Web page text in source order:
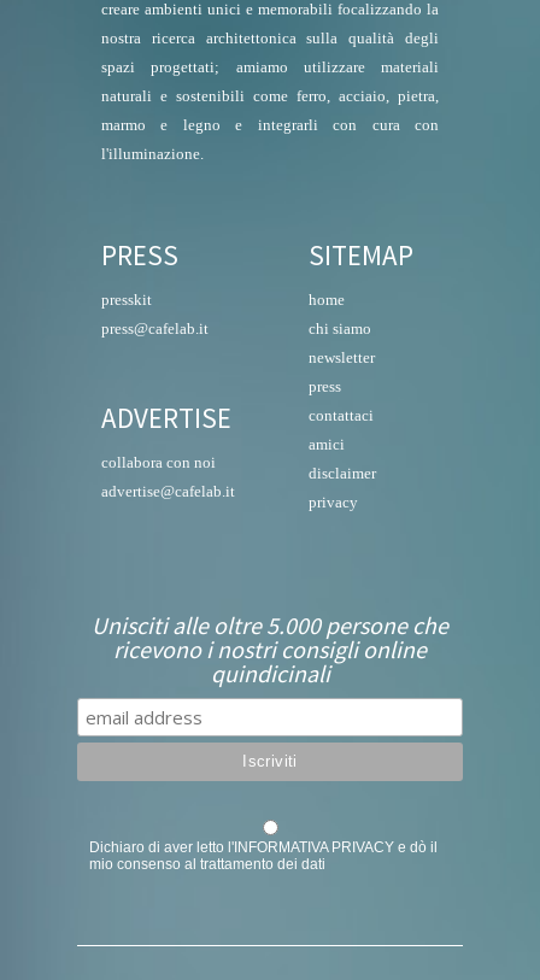
creare ambienti unici e memorabili focalizzando la
nostra ricerca architettonica sulla qualità degli
spazi progettati; amiamo utilizzare materiali
naturali e sostenibili come ferro, acciaio, pietra,
marmo e legno e integrarli con cura con
l'illuminazione.
PRESS
presskit
press@cafelab.it
ADVERTISE
collabora con noi
advertise@cafelab.it
SITEMAP
home
chi siamo
newsletter
press
contattaci
amici
disclaimer
privacy
Unisciti alle oltre 5.000 persone che
ricevono i nostri consigli online
quindicinali
Dichiaro di aver letto l' INFORMATIVA PRIVACY e dò il
mio consenso al trattamento dei dati